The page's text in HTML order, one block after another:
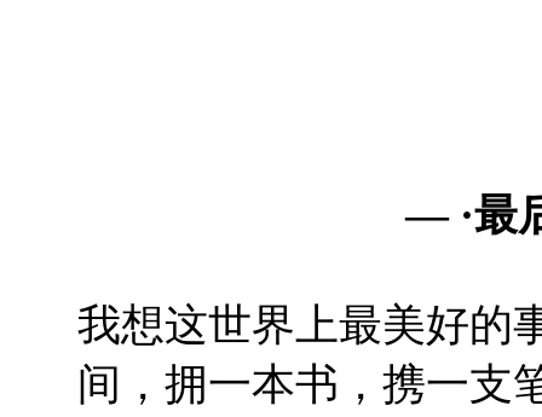
— ·最
我想这世界上最美好的
间，拥一本书，携一支